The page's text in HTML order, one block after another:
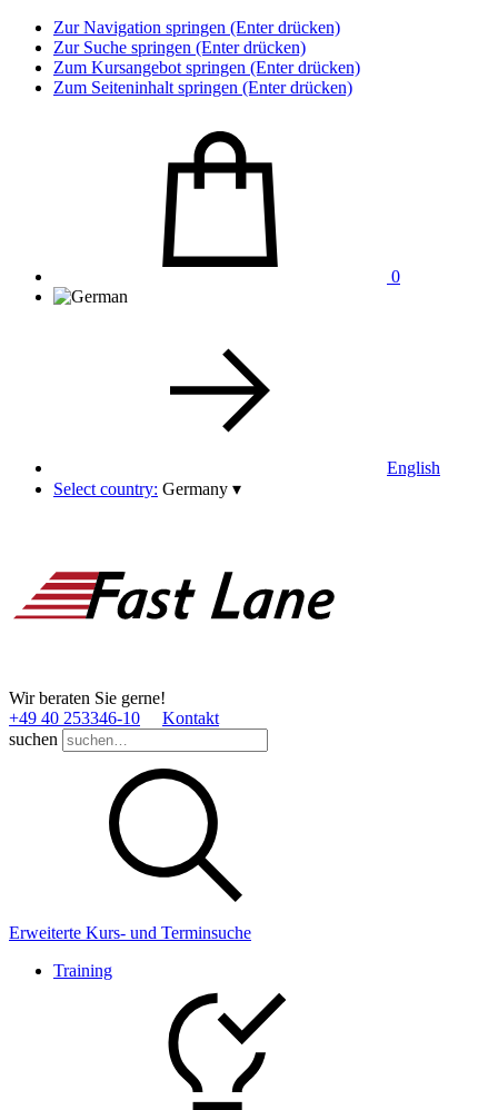
Zur Navigation springen (Enter drücken)
Zur Suche springen (Enter drücken)
Zum Kursangebot springen (Enter drücken)
Zum Seiteninhalt springen (Enter drücken)
0
English
Select country: Germany ▾
Wir beraten Sie gerne!
+49 40 253346­-10
Kontakt
suchen
Erweiterte Kurs- und Terminsuche
Training